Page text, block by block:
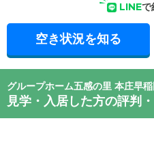
LINEで
空き状況を知る
グループホーム五感の里 本庄早
見学・入居した方の評判